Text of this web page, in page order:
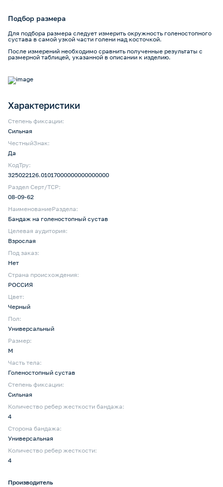
Подбор размера
Для подбора размера следует измерить окружность голеностопного
сустава в самой узкой части голени над косточкой.
После измерений необходимо сравнить полученные результаты с
размерной таблицей, указанной в описании к изделию.
Характеристики
Степень фиксации:
Сильная
ЧестныйЗнак:
Да
КодТру:
325022126.01017000000000000000
Раздел Серт/ТСР:
08-09-62
НаименованиеРаздела:
Бандаж на голеностопный сустав
Целевая аудитория:
Взрослая
Под заказ:
Нет
Страна происхождения:
РОССИЯ
Цвет:
Черный
Пол:
Универсальный
Размер:
M
Часть тела:
Голеностопный сустав
Степень фиксации:
Сильная
Количество ребер жесткости бандажа:
4
Сторона бандажа:
Универсальная
Количество ребер жесткости:
4
Производитель